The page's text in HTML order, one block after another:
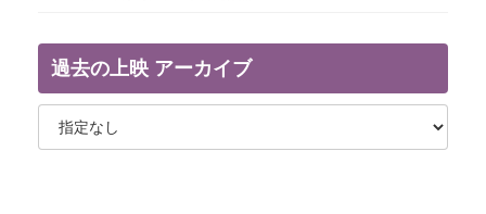
過去の上映 アーカイブ